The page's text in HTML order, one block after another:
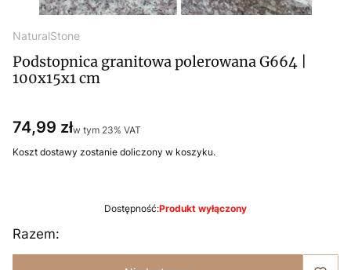
NaturalStone
Podstopnica granitowa polerowana G664 |
100x15x1 cm
Cena
74,99 złw tym 23% VAT
w tym 23% VAT
Koszt dostawy zostanie doliczony w koszyku.
Dostępność:Produkt wyłączony
Razem: